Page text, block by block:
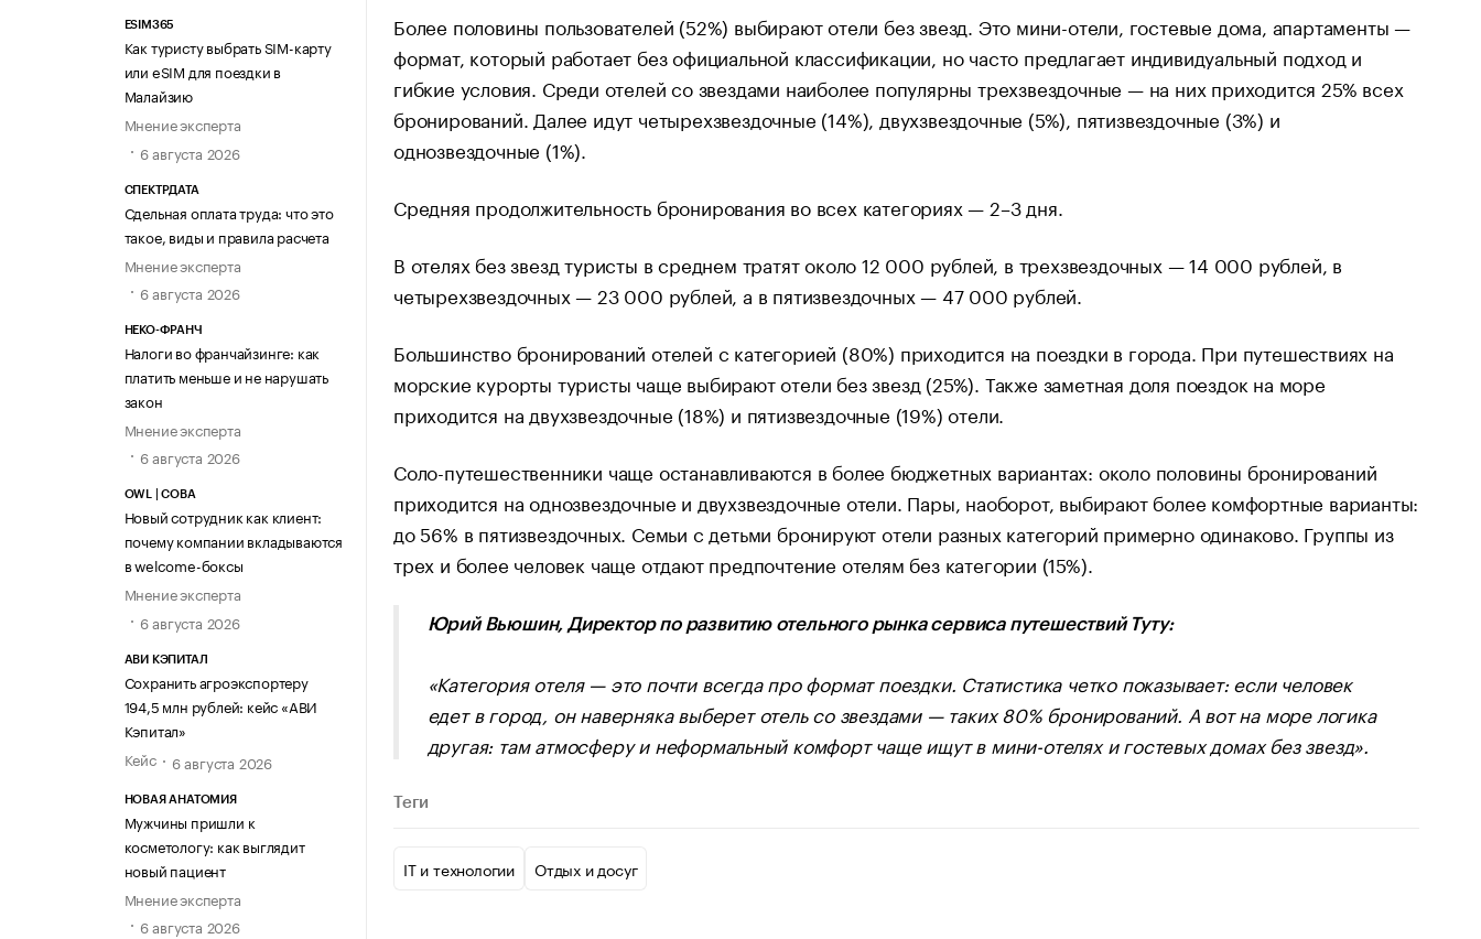
ESIM365
Как туристу выбрать SIM-карту
или eSIM для поездки в
Малайзию
Мнение эксперта
6 августа 2026
СПЕКТРДАТА
Сдельная оплата труда: что это
такое, виды и правила расчета
Мнение эксперта
6 августа 2026
НЕКО-ФРАНЧ
Налоги во франчайзинге: как
платить меньше и не нарушать
закон
Мнение эксперта
6 августа 2026
OWL | СОВА
Новый сотрудник как клиент:
почему компании вкладываются
в welcome-боксы
Мнение эксперта
6 августа 2026
АВИ КЭПИТАЛ
Сохранить агроэкспортеру
194,5 млн рублей: кейс «АВИ
Кэпитал»
Кейс
6 августа 2026
НОВАЯ АНАТОМИЯ
Мужчины пришли к
косметологу: как выглядит
новый пациент
Мнение эксперта
6 августа 2026
Более половины пользователей (52%) выбирают отели без звезд. Это мини-отели, гостевые дома, апартаменты —
формат, который работает без официальной классификации, но часто предлагает индивидуальный подход и
гибкие условия. Среди отелей со звездами наиболее популярны трехзвездочные — на них приходится 25% всех
бронирований. Далее идут четырехзвездочные (14%), двухзвездочные (5%), пятизвездочные (3%) и
однозвездочные (1%).
Средняя продолжительность бронирования во всех категориях — 2–3 дня.
В отелях без звезд туристы в среднем тратят около 12 000 рублей, в трехзвездочных — 14 000 рублей, в
четырехзвездочных — 23 000 рублей, а в пятизвездочных — 47 000 рублей.
Большинство бронирований отелей с категорией (80%) приходится на поездки в города. При путешествиях на
морские курорты туристы чаще выбирают отели без звезд (25%). Также заметная доля поездок на море
приходится на двухзвездочные (18%) и пятизвездочные (19%) отели.
Соло-путешественники чаще останавливаются в более бюджетных вариантах: около половины бронирований
приходится на однозвездочные и двухзвездочные отели. Пары, наоборот, выбирают более комфортные варианты:
до 56% в пятизвездочных. Семьи с детьми бронируют отели разных категорий примерно одинаково. Группы из
трех и более человек чаще отдают предпочтение отелям без категории (15%).
Юрий Вьюшин, Директор по развитию отельного рынка сервиса путешествий Туту:
«Категория отеля — это почти всегда про формат поездки. Статистика четко показывает: если человек
едет в город, он наверняка выберет отель со звездами — таких 80% бронирований. А вот на море логика
другая: там атмосферу и неформальный комфорт чаще ищут в мини-отелях и гостевых домах без звезд».
Теги
IT и технологии Отдых и досуг